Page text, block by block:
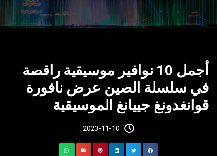
أجمل 10 نوافير موسيقية راقصة
في سلسلة الصين عرض نافورة
قوانغدونغ جييانغ الموسيقية
2023-11-10